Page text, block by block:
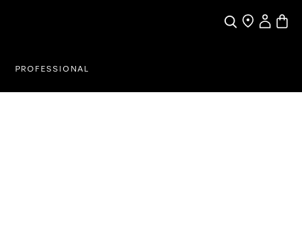
KeresesÜzletkereső
Saját profil
PROFESSIONAL